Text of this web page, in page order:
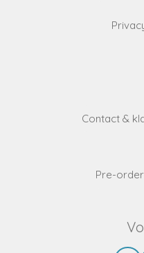
Contact &
Pre-